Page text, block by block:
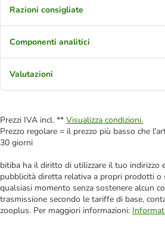
Razioni consigliate
Componenti analitici
Valutazioni
Prezzi IVA incl. ** Visualizza condizioni.
Prezzo regolare = il prezzo più basso che
30 giorni
bitiba ha il diritto di utilizzare il tuo indirizzo
pubblicità diretta relativa a propri prodotti o
qualsiasi momento senza sostenere alcun
trasmissione secondo le tariffe di base,
zooplus. Per maggiori informazioni: